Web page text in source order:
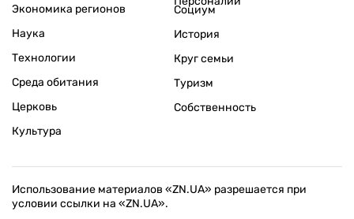
Экономика регионов
Наука
Технологии
Среда обитания
Церковь
Культура
Социум
История
Круг семьи
Туризм
Собственность
Использование материалов «ZN.UA» разрешается при
условии ссылки на «ZN.UA».